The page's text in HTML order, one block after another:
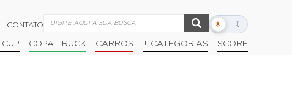
CONTATO ☀ ☾
Alternar
escuro
COPA TRUCK CARROS + CATEGORIAS SCORE